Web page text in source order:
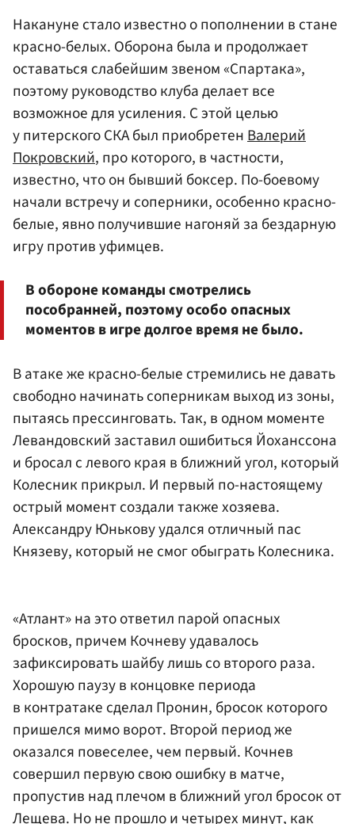
Накануне стало известно о пополнении в стане
красно-белых. Оборона была и продолжает
оставаться слабейшим звеном «Спартака»,
поэтому руководство клуба делает все
возможное для усиления. С этой целью
у питерского СКА был приобретенВалерий
Покровский, про которого, в частности,
известно, что он бывший боксер. По-боевому
начали встречу и соперники, особенно красно-
белые, явно получившие нагоняй за бездарную
игру против уфимцев.
В обороне команды смотрелись
пособранней, поэтому особо опасных
моментов в игре долгое время не было.
В атаке же красно-белые стремились не давать
свободно начинать соперникам выход из зоны,
пытаясь прессинговать. Так, в одном моменте
Левандовский заставил ошибиться Йоханссона
и бросал с левого края в ближний угол, который
Колесник прикрыл. И первый по-настоящему
острый момент создали также хозяева.
Александру Юнькову удался отличный пас
Князеву, который не смог обыграть Колесника.
«Атлант» на это ответил парой опасных
бросков, причем Кочневу удавалось
зафиксировать шайбу лишь со второго раза.
Хорошую паузу в концовке периода
в контратаке сделал Пронин, бросок которого
пришелся мимо ворот. Второй период же
оказался повеселее, чем первый. Кочнев
совершил первую свою ошибку в матче,
пропустив над плечом в ближний угол бросок от
Лещева. Но не прошло и четырех минут, как